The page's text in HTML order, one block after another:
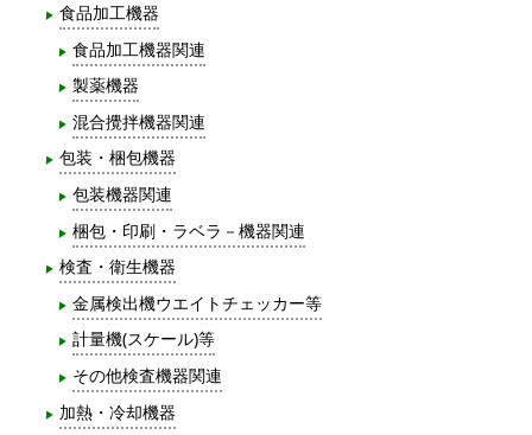
食品加工機器
食品加工機器関連
製薬機器
混合攪拌機器関連
包装・梱包機器
包装機器関連
梱包・印刷・ラベラ－機器関連
検査・衛生機器
金属検出機ウエイトチェッカー等
計量機(スケール)等
その他検査機器関連
加熱・冷却機器